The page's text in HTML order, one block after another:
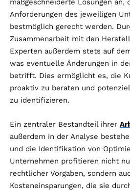
maßgeschneiderte Lösungen an,
Anforderungen des jeweiligen
bestmöglich gerecht werden.
Zusammenarbeit mit den
Experten außerdem stets auf
was eventuelle Änderungen in
betrifft. Dies ermöglicht es, die
proaktiv zu beraten und
zu identifizieren.
Ein zentraler Bestandteil ihrer
außerdem in der Analyse
und die Identifikation von
Unternehmen profitieren nicht
rechtlicher Vorgaben, sondern
Kosteneinsparungen, die sie